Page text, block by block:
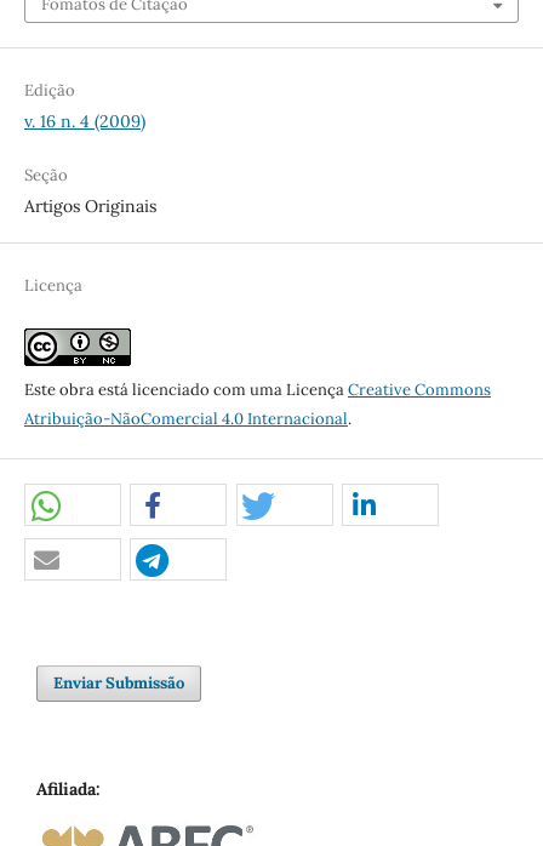
Edição
v. 16 n. 4 (2009)
Seção
Artigos Originais
Licença
Este obra está licenciado com uma LicençaCreative Commons
Atribuição-NãoComercial 4.0 Internacional.
Enviar Submissão
Afiliada: